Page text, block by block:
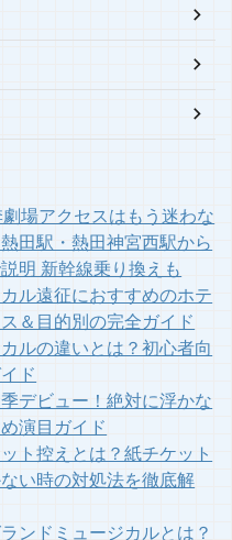
場アクセスはもう迷わな
田駅・熱田神宮西駅から
明 新幹線乗り換えも
ル遠征におすすめのホテ
＆目的別の完全ガイド
ルの違いとは？初心者向
ド
デビュー！絶対に浮かな
演目ガイド
ト控えとは？紙チケット
い時の対処法を徹底解
ンドミュージカルとは？